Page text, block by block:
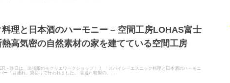
理と日本酒のハーモニー – 空間工房LOHAS富士
高気密の自然素材の家を建てている空間工房
- 昨日は、出張版のモクリエワークショップ！！ 「スパイシーエスニック料理と日本酒のハーモニ
ー「音連れ」貸切りで行われました。 音連れ特製の、...